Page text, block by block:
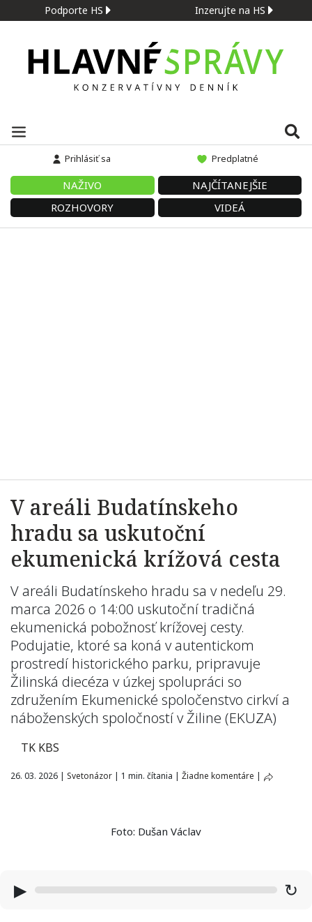
Podporte HS Inzerujte na HS
Prihlásiť sa Predplatné
NAŽIVO
NAJČÍTANEJŠIE
ROZHOVORY
VIDEÁ
V areáli Budatínskeho
hradu sa uskutoční
ekumenická krížová cesta
V areáli Budatínskeho hradu sa v nedeľu 29.
marca 2026 o 14:00 uskutoční tradičná
ekumenická pobožnosť krížovej cesty.
Podujatie, ktoré sa koná v autentickom
prostredí historického parku, pripravuje
Žilinská diecéza v úzkej spolupráci so
združením Ekumenické spoločenstvo cirkví a
náboženských spoločností v Žiline (EKUZA)
TK KBS
26. 03. 2026 | Svetonázor | 1 min. čítania | Žiadne komentáre |
Foto: Dušan Václav
▶ ↻